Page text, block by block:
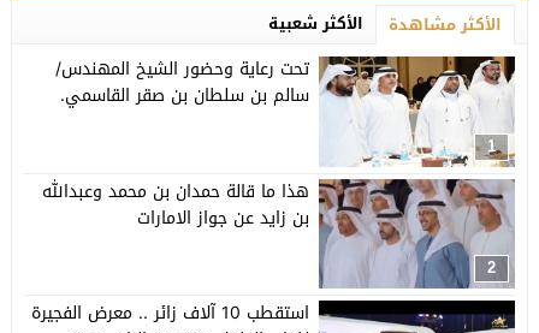
الأكثر مشاهدة الأكثر شعبية
1
تحت رعاية وحضور الشيخ المهندس/
سالم بن سلطان بن صقر القاسمي.
2
هذا ما قالة حمدان بن محمد وعبدالله
بن زايد عن جواز الامارات
استقطب 10 آلاف زائر .. معرض الفجيرة